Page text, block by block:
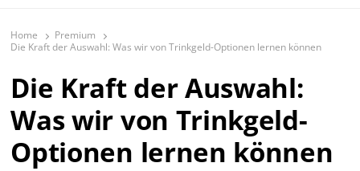
Home
Premium
Die Kraft der Auswahl: Was wir von Trinkgeld-Optionen lernen können
Die Kraft der Auswahl:
Was wir von Trinkgeld-
Optionen lernen können